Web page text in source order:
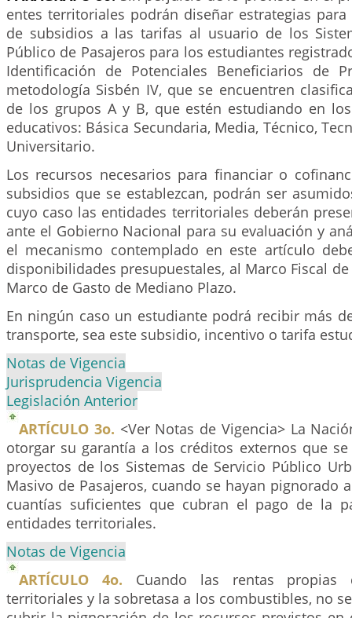
entes territoriales podrán diseñar estrategias
de subsidios a las tarifas al usuario de los
Público de Pasajeros para los estudiantes
Identificación de Potenciales Beneficiarios de
metodología Sisbén IV, que se encuentren
de los grupos A y B, que estén estudiando en
educativos: Básica Secundaria, Media, Técnico,
Universitario.
Los recursos necesarios para financiar o
subsidios que se establezcan, podrán ser
cuyo caso las entidades territoriales deberán
ante el Gobierno Nacional para su evaluación y
el mecanismo contemplado en este artículo
disponibilidades presupuestales, al Marco Fiscal
Marco de Gasto de Mediano Plazo.
En ningún caso un estudiante podrá recibir más
transporte, sea este subsidio, incentivo o tarifa
Notas de Vigencia
Jurisprudencia Vigencia
Legislación Anterior
ARTÍCULO 3o. <Ver Notas de Vigencia> La
otorgar su garantía a los créditos externos que
proyectos de los Sistemas de Servicio Público
Masivo de Pasajeros, cuando se hayan pignorado
cuantías suficientes que cubran el pago de la
entidades territoriales.
Notas de Vigencia
ARTÍCULO 4o. Cuando las rentas propias
territoriales y la sobretasa a los combustibles, no